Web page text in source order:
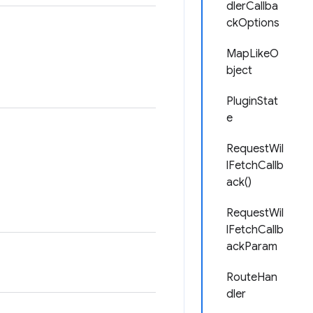
dlerCallba
ckOptions
MapLikeO
bject
PluginStat
e
RequestWil
lFetchCallb
ack()
RequestWil
lFetchCallb
ackParam
RouteHan
dler